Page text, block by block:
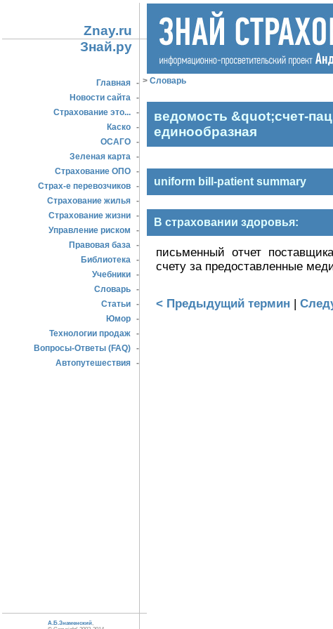
Znay.ru
Знай.ру
Главная -
Новости сайта -
Страхование это... -
Каско -
ОСАГО -
Зеленая карта -
Страхование ОПО -
Страх-е перевозчиков -
Страхование жилья -
Страхование жизни -
Управление риском
-
Правовая база -
Библиотека -
Учебники -
Словарь -
Статьи -
Юмор -
Технологии продаж -
Вопросы-Ответы (FAQ) -
Автопутешествия -
> Словарь
ведомость &quot;счет-
единообразная
uniform bill-patient summary
В страховании здоровья:
письменный отчет
счету за предоставленные
< Предыдущий термин |
А.Б.Знаменский,